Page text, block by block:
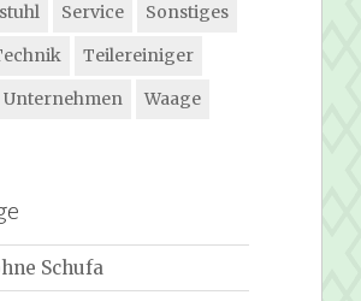
Service
Sonstiges
Teilereiniger
Unternehmen Waage
Schufa